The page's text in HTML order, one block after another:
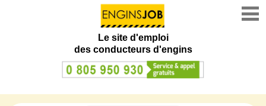
Le site d'emploi
des conducteurs d'engins